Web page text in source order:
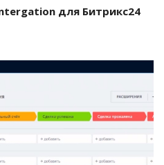
для Битрикс24